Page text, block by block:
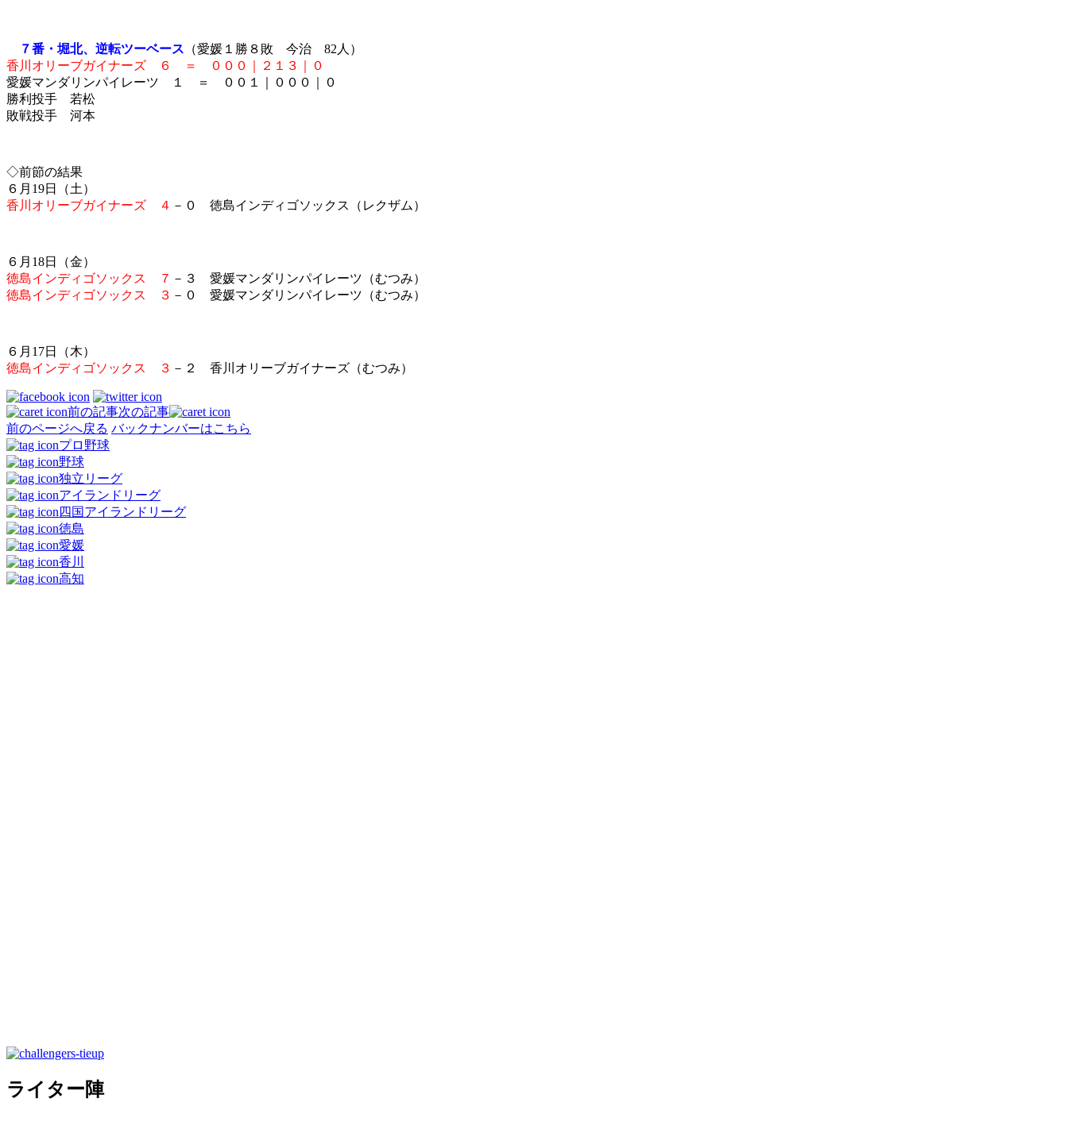
７番・堀北、逆転ツーベース （愛媛１勝８敗 今治 82人）
香川オリーブガイナーズ ６ ＝ ０００｜２１３｜０
愛媛マンダリンパイレーツ １ ＝ ００１｜０００｜０
勝利投手 若松
敗戦投手 河本
◇前節の結果
６月19日（土）
香川オリーブガイナーズ ４ －０ 徳島インディゴソックス（レクザム）
６月18日（金）
徳島インディゴソックス ７ －３ 愛媛マンダリンパイレーツ（むつみ）
徳島インディゴソックス ３ －０ 愛媛マンダリンパイレーツ（むつみ）
６月17日（木）
徳島インディゴソックス ３ －２ 香川オリーブガイナーズ（むつみ）
前の記事次の記事
前のページへ戻る バックナンバーはこちら
プロ野球
野球
独立リーグ
アイランドリーグ
四国アイランドリーグ
徳島
愛媛
香川
高知
ライター陣